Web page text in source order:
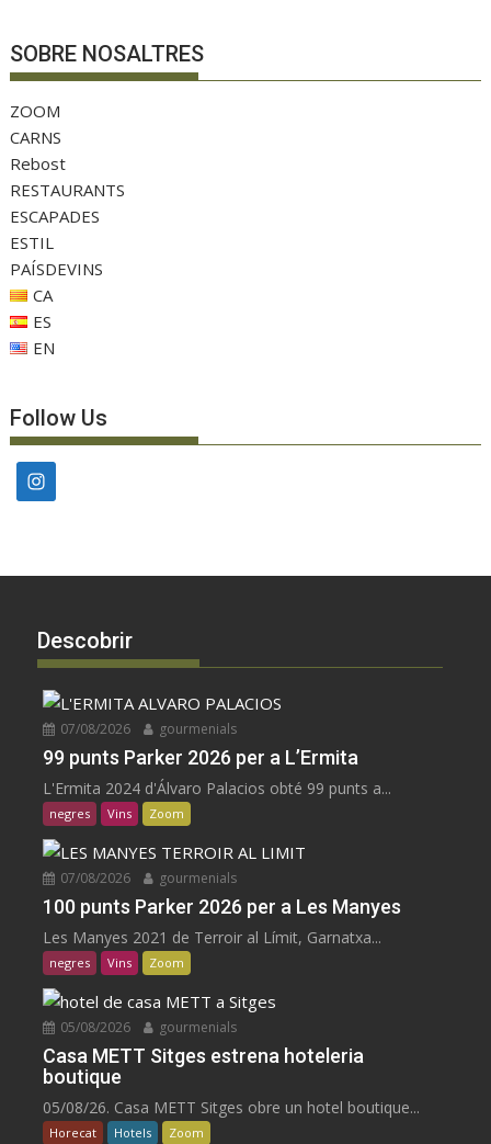
SOBRE NOSALTRES
ZOOM
CARNS
Rebost
RESTAURANTS
ESCAPADES
ESTIL
PAÍSDEVINS
CA
ES
EN
Follow Us
Descobrir
07/08/2026 gourmenials
99 punts Parker 2026 per a L’Ermita
L'Ermita 2024 d'Álvaro Palacios obté 99 punts a...
negres Vins Zoom
07/08/2026 gourmenials
100 punts Parker 2026 per a Les Manyes
Les Manyes 2021 de Terroir al Límit, Garnatxa...
negres Vins Zoom
05/08/2026 gourmenials
Casa METT Sitges estrena hoteleria
boutique
05/08/26. Casa METT Sitges obre un hotel boutique...
Horecat Hotels Zoom